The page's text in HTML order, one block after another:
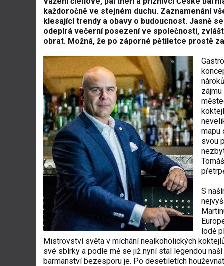
každoročně ve stejném duchu. Zaznamenání
klesající trendy a obavy o budoucnost. Jasně
odepírá večerní posezení ve společnosti,
obrat. Možná, že po záporné pětiletce prostě
mapu
svou
S
lodě
Mistrovství světa v míchání nealkoholických
své sbírky a podle mě se již nyní stal legendou
barmanství bezesporu je. Po desetiletích